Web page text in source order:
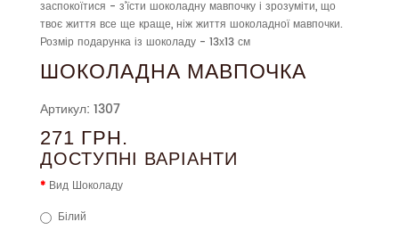
заспокоїтися - з'їсти шоколадну мавпочку і зрозуміти, що
твоє життя все ще краще, ніж життя шоколадної мавпочки.
Розмір подарунка із шоколаду - 13х13 см
ШОКОЛАДНА МАВПОЧКА
Артикул: 1307
271 ГРН.
ДОСТУПНІ ВАРІАНТИ
Вид Шоколаду
Білий